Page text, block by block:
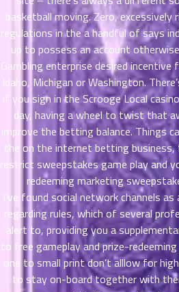
basketball moving. Zero, excessively
regulations in the a handful of says
up to possess an account
Gambling enterprise desired
Idaho, Michigan or Washington.
if you sign in the Scrooge Local
day, having a wheel to twist that
improve the betting balance. Things
the on the internet betting
restrict sweepstakes game play and
redeeming marketing
I’ve found social network channels
regarding rules, which of several
alert to, providing you a
to free gameplay and prize-
one to small print don’t alllow for
to stay on-board together with
ตอน
ที่
13
ตอน
ที่
ม
14
ตอน
ที่
ม
ตอน
ที่
16
ตอน
ที่